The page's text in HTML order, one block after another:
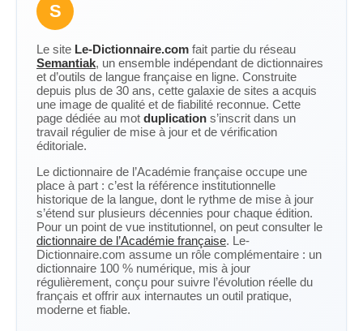
S
Le site Le-Dictionnaire.com fait partie du réseau
Semantiak, un ensemble indépendant de dictionnaires
et d’outils de langue française en ligne. Construite
depuis plus de 30 ans, cette galaxie de sites a acquis
une image de qualité et de fiabilité reconnue. Cette
page dédiée au mot duplication s’inscrit dans un
travail régulier de mise à jour et de vérification
éditoriale.
Le dictionnaire de l’Académie française occupe une
place à part : c’est la référence institutionnelle
historique de la langue, dont le rythme de mise à jour
s’étend sur plusieurs décennies pour chaque édition.
Pour un point de vue institutionnel, on peut consulter le
dictionnaire de l’Académie française. Le-
Dictionnaire.com assume un rôle complémentaire : un
dictionnaire 100 % numérique, mis à jour
régulièrement, conçu pour suivre l’évolution réelle du
français et offrir aux internautes un outil pratique,
moderne et fiable.